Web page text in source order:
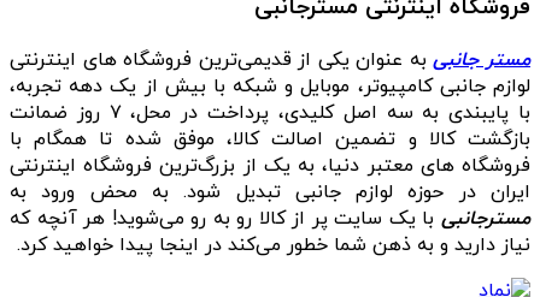
فروشگاه اینترنتی مسترجانبی
مستر جانبیبه عنوان یکی از قدیمی‌ترین فروشگاه های اینترنتی
لوازم جانبی کامپیوتر، موبایل و شبکه با بیش از یک دهه تجربه،
با پایبندی به سه اصل کلیدی، پرداخت در محل، ۷ روز ضمانت
بازگشت کالا و تضمین اصالت کالا، موفق شده تا همگام با
فروشگاه‌ های معتبر دنیا، به یک از بزرگ‌ترین فروشگاه اینترنتی
ایران در حوزه لوازم جانبی تبدیل شود. به محض ورود به
مسترجانبی با یک سایت پر از کالا رو به رو می‌شوید! هر آنچه که
نیاز دارید و به ذهن شما خطور می‌کند در اینجا پیدا خواهید کرد.